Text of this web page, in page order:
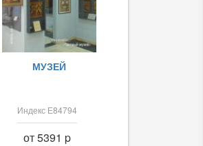
МУЗЕЙ
Индекс Е84794
от 5391 p